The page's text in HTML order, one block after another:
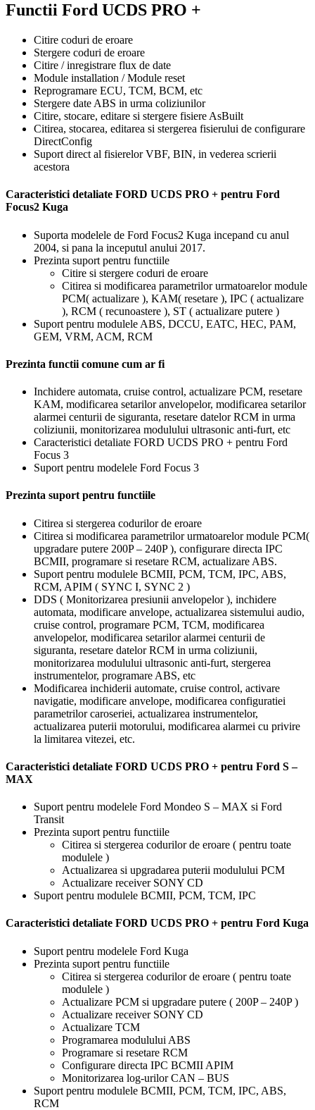
Functii Ford UCDS PRO +
Citire coduri de eroare
Stergere coduri de eroare
Citire / inregistrare flux de date
Module installation / Module reset
Reprogramare ECU, TCM, BCM, etc
Stergere date ABS in urma coliziunilor
Citire, stocare, editare si stergere fisiere AsBuilt
Citirea, stocarea, editarea si stergerea fisierului de configurare
DirectConfig
Suport direct al fisierelor VBF, BIN, in vederea scrierii
acestora
Caracteristici detaliate FORD UCDS PRO + pentru Ford
Focus2 Kuga
Suporta modelele de Ford Focus2 Kuga incepand cu anul
2004, si pana la inceputul anului 2017.
Prezinta suport pentru functiile
Citire si stergere coduri de eroare
Citirea si modificarea parametrilor urmatoarelor module
PCM( actualizare ), KAM( resetare ), IPC ( actualizare
), RCM ( recunoastere ), ST ( actualizare putere )
Suport pentru modulele ABS, DCCU, EATC, HEC, PAM,
GEM, VRM, ACM, RCM
Prezinta functii comune cum ar fi
Inchidere automata, cruise control, actualizare PCM, resetare
KAM, modificarea setarilor anvelopelor, modificarea setarilor
alarmei centurii de siguranta, resetare datelor RCM in urma
coliziunii, monitorizarea modulului ultrasonic anti-furt, etc
Caracteristici detaliate FORD UCDS PRO + pentru Ford
Focus 3
Suport pentru modelele Ford Focus 3
Prezinta suport pentru functiile
Citirea si stergerea codurilor de eroare
Citirea si modificarea parametrilor urmatoarelor module PCM(
upgradare putere 200P – 240P ), configurare directa IPC
BCMII, programare si resetare RCM, actualizare ABS.
Suport pentru modulele BCMII, PCM, TCM, IPC, ABS,
RCM, APIM ( SYNC I, SYNC 2 )
DDS ( Monitorizarea presiunii anvelopelor ), inchidere
automata, modificare anvelope, actualizarea sistemului audio,
cruise control, programare PCM, TCM, modificarea
anvelopelor, modificarea setarilor alarmei centurii de
siguranta, resetare datelor RCM in urma coliziunii,
monitorizarea modulului ultrasonic anti-furt, stergerea
instrumentelor, programare ABS, etc
Modificarea inchiderii automate, cruise control, activare
navigatie, modificare anvelope, modificarea configuratiei
parametrilor caroseriei, actualizarea instrumentelor,
actualizarea puterii motorului, modificarea alarmei cu privire
la limitarea vitezei, etc.
Caracteristici detaliate FORD UCDS PRO + pentru Ford S –
MAX
Suport pentru modelele Ford Mondeo S – MAX si Ford
Transit
Prezinta suport pentru functiile
Citirea si stergerea codurilor de eroare ( pentru toate
modulele )
Actualizarea si upgradarea puterii modulului PCM
Actualizare receiver SONY CD
Suport pentru modulele BCMII, PCM, TCM, IPC
Caracteristici detaliate FORD UCDS PRO + pentru Ford Kuga
Suport pentru modelele Ford Kuga
Prezinta suport pentru functiile
Citirea si stergerea codurilor de eroare ( pentru toate
modulele )
Actualizare PCM si upgradare putere ( 200P – 240P )
Actualizare receiver SONY CD
Actualizare TCM
Programarea modulului ABS
Programare si resetare RCM
Configurare directa IPC BCMII APIM
Monitorizarea log-urilor CAN – BUS
Suport pentru modulele BCMII, PCM, TCM, IPC, ABS,
RCM